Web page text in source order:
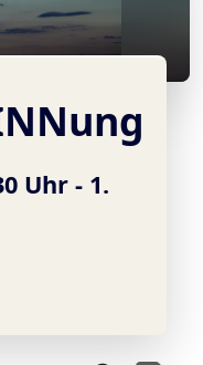
Uhr - 1.